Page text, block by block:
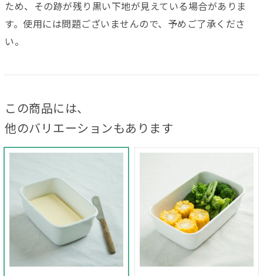
ため、その跡が残り黒い下地が見えている場合がありま
す。使用には問題ございませんので、予めご了承くださ
い。
この商品には、
他のバリエーションもあります